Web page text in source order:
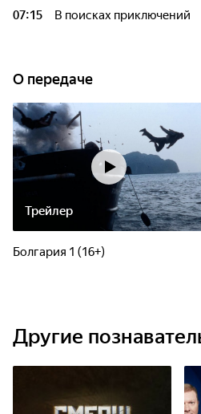
07:15 В поисках приключений
О передаче
Трейлер
Болгария 1 (16+)
Другие